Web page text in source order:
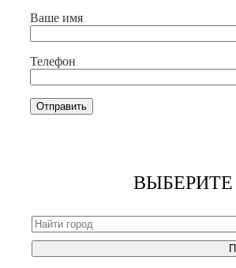
Ваше имя
Телефон